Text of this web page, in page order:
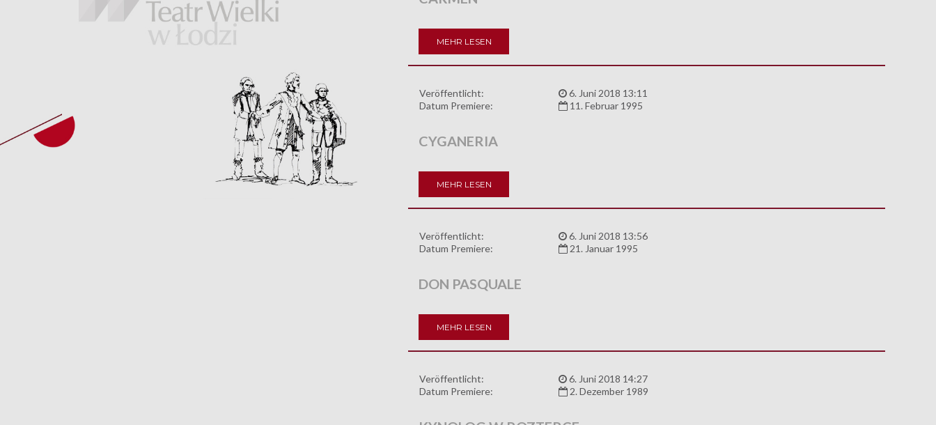
MEHR LESEN
Veröffentlicht:
6. Juni 2018 13:11
Datum Premiere:
11. Februar 1995
CYGANERIA
MEHR LESEN
Veröffentlicht:
6. Juni 2018 13:56
Datum Premiere:
21. Januar 1995
DON PASQUALE
MEHR LESEN
Veröffentlicht:
6. Juni 2018 14:27
Datum Premiere:
2. Dezember 1989